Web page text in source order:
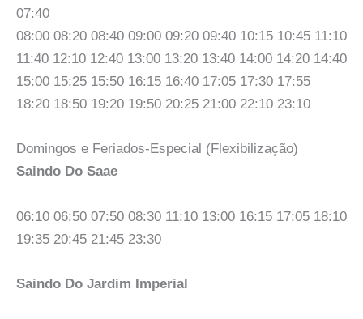
07:40
08:00 08:20 08:40 09:00 09:20 09:40 10:15 10:45 11:10
11:40 12:10 12:40 13:00 13:20 13:40 14:00 14:20 14:40
15:00 15:25 15:50 16:15 16:40 17:05 17:30 17:55
18:20 18:50 19:20 19:50 20:25 21:00 22:10 23:10
Domingos e Feriados-Especial (Flexibilização)
Saindo Do Saae
06:10 06:50 07:50 08:30 11:10 13:00 16:15 17:05 18:10
19:35 20:45 21:45 23:30
Saindo Do Jardim Imperial